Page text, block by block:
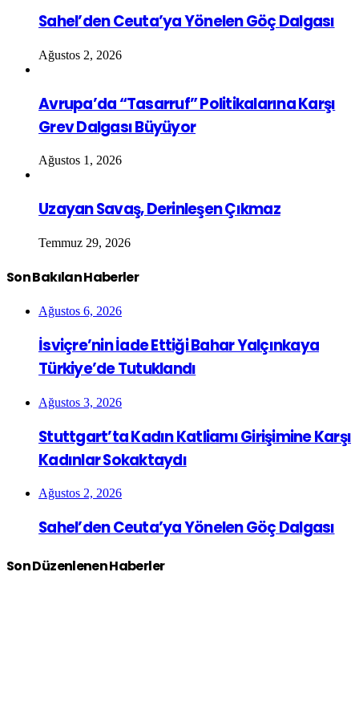
Sahel’den Ceuta’ya Yönelen Göç Dalgası
Ağustos 2, 2026
Avrupa’da “Tasarruf” Politikalarına Karşı
Grev Dalgası Büyüyor
Ağustos 1, 2026
Uzayan Savaş, Derinleşen Çıkmaz
Temmuz 29, 2026
Son Bakılan Haberler
Ağustos 6, 2026
İsviçre’nin İade Ettiği Bahar Yalçınkaya
Türkiye’de Tutuklandı
Ağustos 3, 2026
Stuttgart’ta Kadın Katliamı Girişimine Karşı
Kadınlar Sokaktaydı
Ağustos 2, 2026
Sahel’den Ceuta’ya Yönelen Göç Dalgası
Son Düzenlenen Haberler